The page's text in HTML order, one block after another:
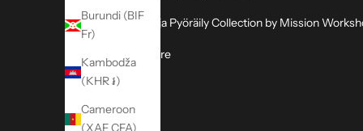
Burundi (BIF
Fr)
Kambodža
(KHR ៛)
Cameroon
(XAF CFA)
Acre Sarja Pyöräily Collection by Mission
Read moreAbout Acre Series Cycling Collection